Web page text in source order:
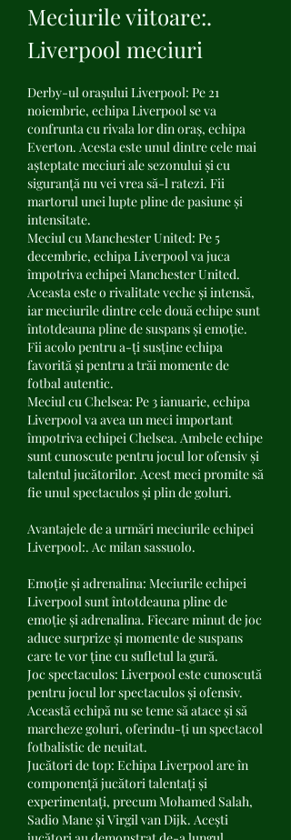
Meciurile viitoare:.
Liverpool meciuri
Derby-ul orașului Liverpool: Pe 21
noiembrie, echipa Liverpool se va
confrunta cu rivala lor din oraș, echipa
Everton. Acesta este unul dintre cele mai
așteptate meciuri ale sezonului și cu
siguranță nu vei vrea să-l ratezi. Fii
martorul unei lupte pline de pasiune și
intensitate.
Meciul cu Manchester United: Pe 5
decembrie, echipa Liverpool va juca
împotriva echipei Manchester United.
Aceasta este o rivalitate veche și intensă,
iar meciurile dintre cele două echipe sunt
întotdeauna pline de suspans și emoție.
Fii acolo pentru a-ți susține echipa
favorită și pentru a trăi momente de
fotbal autentic.
Meciul cu Chelsea: Pe 3 ianuarie, echipa
Liverpool va avea un meci important
împotriva echipei Chelsea. Ambele echipe
sunt cunoscute pentru jocul lor ofensiv și
talentul jucătorilor. Acest meci promite să
fie unul spectaculos și plin de goluri.
Avantajele de a urmări meciurile echipei
Liverpool:. Ac milan sassuolo.
Emoție și adrenalina: Meciurile echipei
Liverpool sunt întotdeauna pline de
emoție și adrenalina. Fiecare minut de joc
aduce surprize și momente de suspans
care te vor ține cu sufletul la gură.
Joc spectaculos: Liverpool este cunoscută
pentru jocul lor spectaculos și ofensiv.
Această echipă nu se teme să atace și să
marcheze goluri, oferindu-ți un spectacol
fotbalistic de neuitat.
Jucători de top: Echipa Liverpool are în
componență jucători talentați și
experimentați, precum Mohamed Salah,
Sadio Mane și Virgil van Dijk. Acești